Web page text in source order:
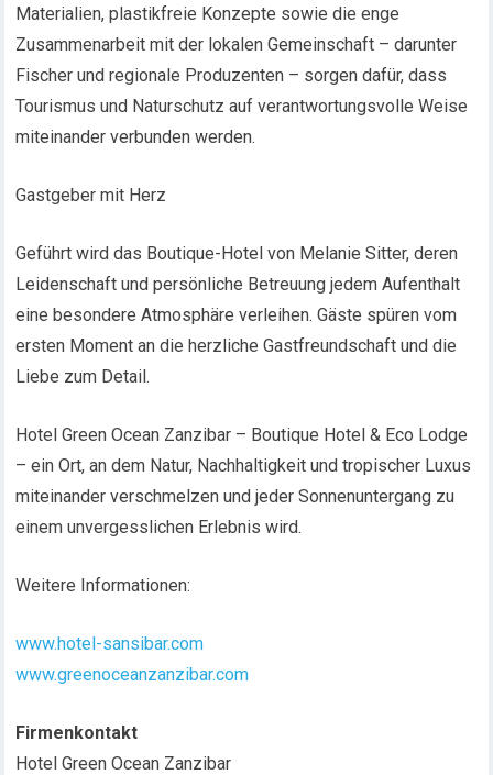
Materialien, plastikfreie Konzepte sowie die enge
Zusammenarbeit mit der lokalen Gemeinschaft – darunter
Fischer und regionale Produzenten – sorgen dafür, dass
Tourismus und Naturschutz auf verantwortungsvolle Weise
miteinander verbunden werden.
Gastgeber mit Herz
Geführt wird das Boutique-Hotel von Melanie Sitter, deren
Leidenschaft und persönliche Betreuung jedem Aufenthalt
eine besondere Atmosphäre verleihen. Gäste spüren vom
ersten Moment an die herzliche Gastfreundschaft und die
Liebe zum Detail.
Hotel Green Ocean Zanzibar – Boutique Hotel & Eco Lodge
– ein Ort, an dem Natur, Nachhaltigkeit und tropischer Luxus
miteinander verschmelzen und jeder Sonnenuntergang zu
einem unvergesslichen Erlebnis wird.
Weitere Informationen:
www.hotel-sansibar.com
www.greenoceanzanzibar.com
Firmenkontakt
Hotel Green Ocean Zanzibar